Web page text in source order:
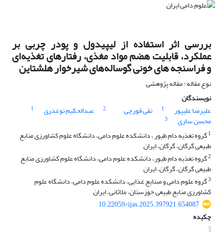
بررسی اثر استفاده از لیپیدول و پودر چربی بر
عملکرد، قابلیت‌ هضم مواد مغذی، رفتارهای تغذیه‌ای
و فراسنجه های خونی گوساله‌های شیرخوار هلشتاین
نوع مقاله : مقاله پژوهشی
نویسندگان
علیرضا علیپور
1 تقی قورچی 2 عبدالحکیم توغدری 1
محسن ساری
3
1گروه تغذیه دام طیور ، دانشکده علوم دامی، دانشگاه علوم کشاورزی منابع
طبیعی گرگان، گرگان، ایران
2گروه تغذیه دام طیور، دانشکده علوم دامی، دانشگاه علوم کشاورزی منابع
طبیعی گرگان، گرگان، ایران
3گروه علوم دامی و صنایع غذایی، دانشکده علوم دامی، دانشگاه علوم
کشاورزی منابع طبیعی خوزستان، ملاثانی، ایران
10.22059/ijas.2025.397921.654087
چکیده